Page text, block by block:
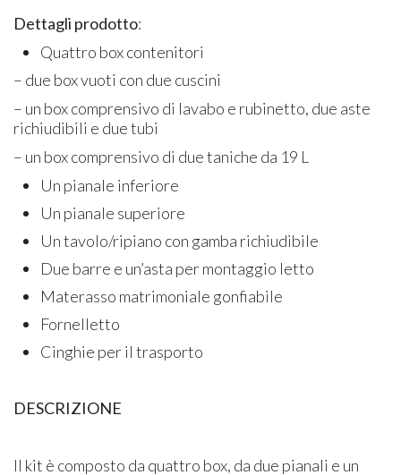
Dettagli prodotto:
Quattro box contenitori
– due box vuoti con due cuscini
– un box comprensivo di lavabo e rubinetto, due aste
richiudibili e due tubi
– un box comprensivo di due taniche da 19 L
Un pianale inferiore
Un pianale superiore
Un tavolo/ripiano con gamba richiudibile
Due barre e un’asta per montaggio letto
Materasso matrimoniale gonfiabile
Fornelletto
Cinghie per il trasporto
DESCRIZIONE
Il kit è composto da quattro box, da due pianali e un